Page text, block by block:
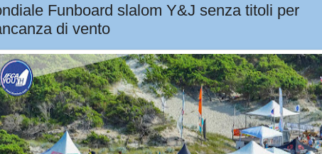
Funboard slalom Y&J senza titoli per
di vento